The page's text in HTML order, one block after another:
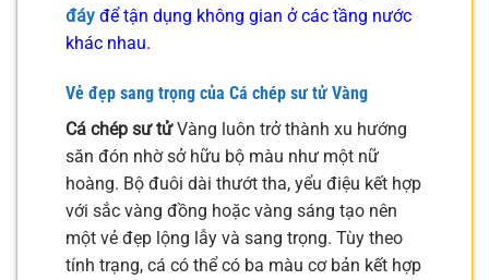
đáy để tận dụng không gian ở các tầng nước
khác nhau.
Vẻ đẹp sang trọng của Cá chép sư tử Vàng
Cá chép sư tửVàng luôn trở thành xu hướng
săn đón nhờ sở hữu bộ màu như một nữ
hoàng. Bộ đuôi dài thướt tha, yểu điệu kết hợp
với sắc vàng đồng hoặc vàng sáng tạo nên
một vẻ đẹp lộng lẫy và sang trọng. Tùy theo
tính trạng, cá có thể có ba màu cơ bản kết hợp